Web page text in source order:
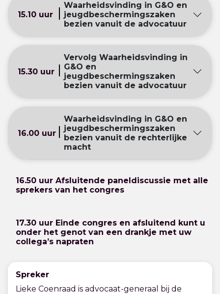
15.10 uur
Waarheidsvinding in G&O en
jeugdbeschermingszaken
bezien vanuit de advocatuur
15.30 uur
Vervolg Waarheidsvinding in
G&O en
jeugdbeschermingszaken
bezien vanuit de advocatuur
16.00 uur
Waarheidsvinding in G&O en
jeugdbeschermingszaken
bezien vanuit de rechterlijke
macht
16.50 uur Afsluitende paneldiscussie met alle
sprekers van het congres
17.30 uur Einde congres en afsluitend kunt u
onder het genot van een drankje met uw
collega’s napraten
Spreker
Lieke Coenraad is advocaat-generaal bij de